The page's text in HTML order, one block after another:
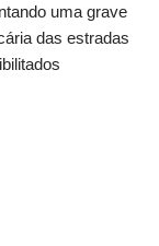
uma grave
das estradas